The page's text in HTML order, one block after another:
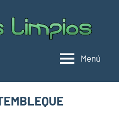
Menú